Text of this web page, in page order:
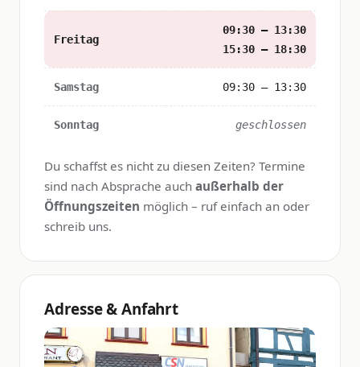
Freitag
09:30 – 13:30
15:30 – 18:30
Samstag 09:30 – 13:30
Sonntag geschlossen
Du schaffst es nicht zu diesen Zeiten? Termine
sind nach Absprache auch außerhalb der
Öffnungszeiten möglich – ruf einfach an oder
schreib uns.
Adresse & Anfahrt